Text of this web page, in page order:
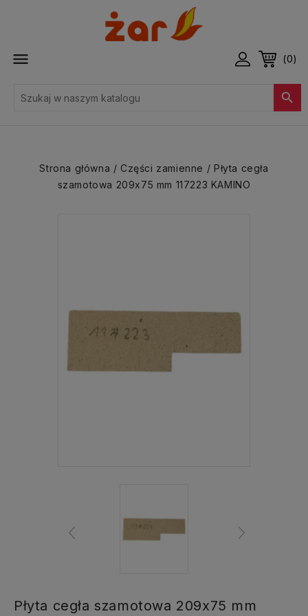
 (0)

Strona główna Części zamienne
Płyta cegła
szamotowa 209x75 mm 117223 KAMINO
Płyta cegła szamotowa 209x75 mm